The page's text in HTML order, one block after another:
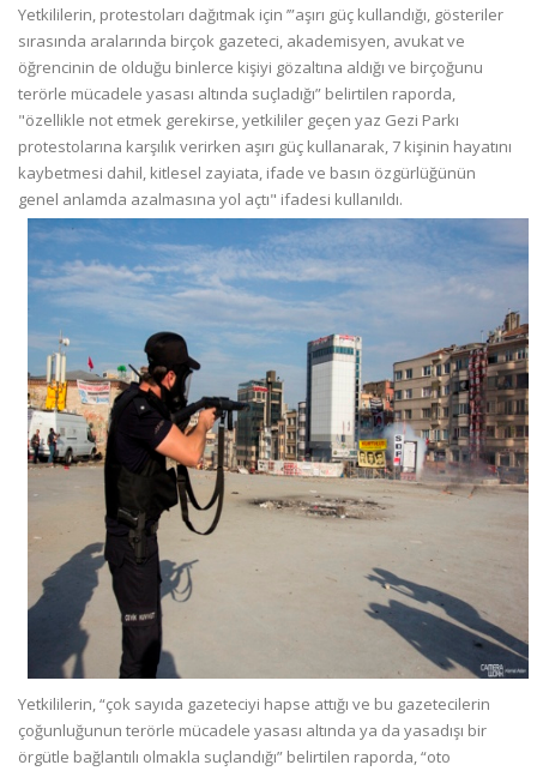
Yetkililerin, protestoları dağıtmak için ’”aşırı güç kullandığı, gösteriler
sırasında aralarında birçok gazeteci, akademisyen, avukat ve
öğrencinin de olduğu binlerce kişiyi gözaltına aldığı ve birçoğunu
terörle mücadele yasası altında suçladığı” belirtilen raporda,
"özellikle not etmek gerekirse, yetkililer geçen yaz Gezi Parkı
protestolarına karşılık verirken aşırı güç kullanarak, 7 kişinin hayatını
kaybetmesi dahil, kitlesel zayiata, ifade ve basın özgürlüğünün
genel anlamda azalmasına yol açtı" ifadesi kullanıldı.
Yetkililerin, “çok sayıda gazeteciyi hapse attığı ve bu gazetecilerin
çoğunluğunun terörle mücadele yasası altında ya da yasadışı bir
örgütle bağlantılı olmakla suçlandığı” belirtilen raporda, “oto